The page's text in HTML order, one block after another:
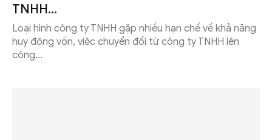
TNHH...
Loại hình công ty TNHH gặp nhiều hạn chế về khả năng
huy động vốn, việc chuyển đổi từ công ty TNHH lên
công...